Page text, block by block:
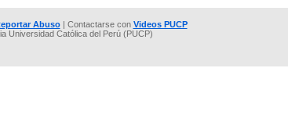
Abuso| Contactarse con Videos PUCP
Universidad Católica del Perú (PUCP)